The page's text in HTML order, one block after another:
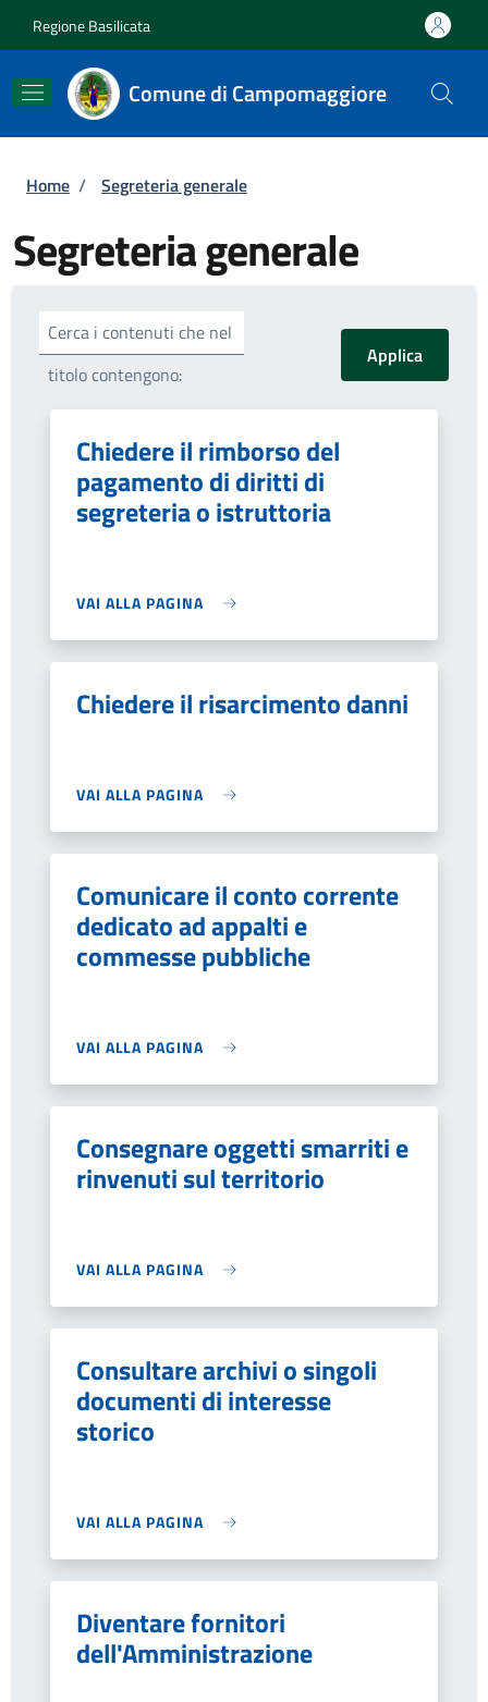
Regione Basilicata
Comune di Campomaggiore
Briciole di pane
Home / Segreteria generale
Segreteria generale
Cerca i contenuti che nel
titolo contengono:
Chiedere il rimborso del
pagamento di diritti di
segreteria o istruttoria
VAI ALLA PAGINA
Chiedere il risarcimento danni
VAI ALLA PAGINA
Comunicare il conto corrente
dedicato ad appalti e
commesse pubbliche
VAI ALLA PAGINA
Consegnare oggetti smarriti e
rinvenuti sul territorio
VAI ALLA PAGINA
Consultare archivi o singoli
documenti di interesse
storico
VAI ALLA PAGINA
Diventare fornitori
dell'Amministrazione